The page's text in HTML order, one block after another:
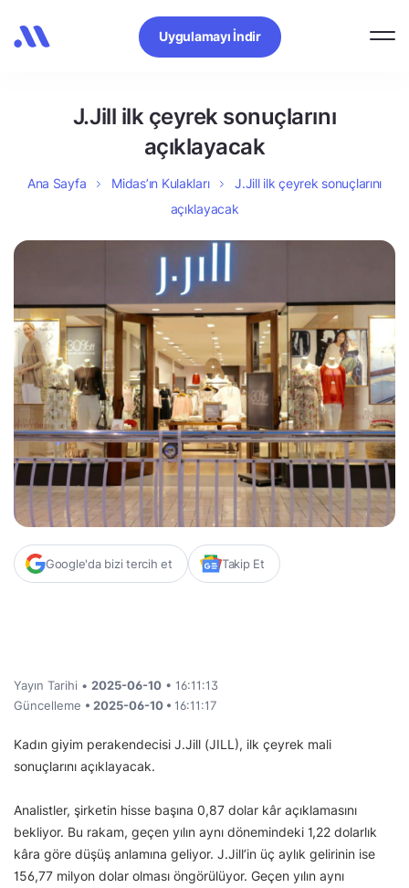
Uygulamayı İndir
J.Jill ilk çeyrek sonuçlarını
açıklayacak
Ana Sayfa Midas’ın Kulakları
J.Jill ilk çeyrek sonuçlarını
açıklayacak
Google'da bizi tercih et Takip Et
Yayın Tarihi • 2025-06-10 • 16:11:13
Güncelleme • 2025-06-10 • 16:11:17
Kadın giyim perakendecisi J.Jill (JILL), ilk çeyrek mali
sonuçlarını açıklayacak.
Analistler, şirketin hisse başına 0,87 dolar kâr açıklamasını
bekliyor. Bu rakam, geçen yılın aynı dönemindeki 1,22 dolarlık
kâra göre düşüş anlamına geliyor. J.Jill’in üç aylık gelirinin ise
156,77 milyon dolar olması öngörülüyor. Geçen yılın aynı